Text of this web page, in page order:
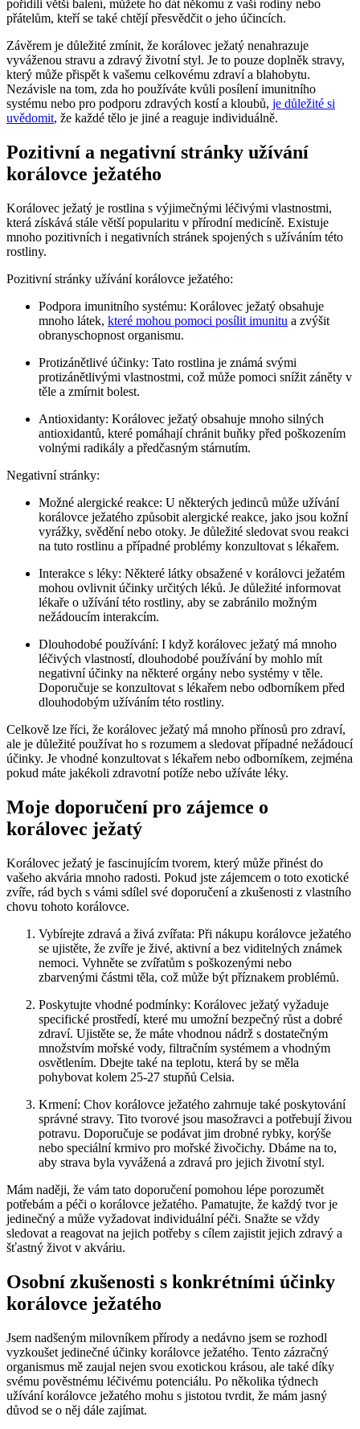
pořídili větší balení, můžete ho dát někomu z vaší rodiny nebo
přátelům, kteří se také chtějí přesvědčit o jeho účincích.
Závěrem je důležité zmínit, že korálovec ježatý nenahrazuje
vyváženou stravu a zdravý životní styl. Je to pouze doplněk stravy,
který může přispět k vašemu celkovému zdraví a blahobytu.
Nezávisle na tom, zda ho používáte kvůli posílení imunitního
systému nebo pro podporu zdravých kostí a kloubů, je důležité si
uvědomit, že každé tělo je jiné a reaguje individuálně.
Pozitivní a negativní stránky užívání
korálovce ježatého
Korálovec ježatý je rostlina s výjimečnými léčivými vlastnostmi,
která získává stále větší popularitu v přírodní medicíně. Existuje
mnoho pozitivních i negativních stránek spojených s užíváním této
rostliny.
Pozitivní stránky užívání korálovce ježatého:
Podpora imunitního systému: Korálovec ježatý obsahuje
mnoho látek, které mohou pomoci posílit imunitu a zvýšit
obranyschopnost organismu.
Protizánětlivé účinky: Tato rostlina je známá svými
protizánětlivými vlastnostmi, což může pomoci snížit záněty v
těle a zmírnit bolest.
Antioxidanty: Korálovec ježatý obsahuje mnoho silných
antioxidantů, které pomáhají chránit buňky před poškozením
volnými radikály a předčasným stárnutím.
Negativní stránky:
Možné alergické reakce: U některých jedinců může užívání
korálovce ježatého způsobit alergické reakce, jako jsou kožní
vyrážky, svědění nebo otoky. Je důležité sledovat svou reakci
na tuto rostlinu a případné problémy konzultovat s lékařem.
Interakce s léky: Některé látky obsažené v korálovci ježatém
mohou ovlivnit účinky určitých léků. Je důležité informovat
lékaře o užívání této rostliny, aby se zabránilo možným
nežádoucím interakcím.
Dlouhodobé používání: I když korálovec ježatý má mnoho
léčivých vlastností, dlouhodobé používání by mohlo mít
negativní účinky na některé orgány nebo systémy v těle.
Doporučuje se konzultovat s lékařem nebo odborníkem před
dlouhodobým užíváním této rostliny.
Celkově lze říci, že korálovec ježatý má mnoho přínosů pro zdraví,
ale je důležité používat ho s rozumem a sledovat případné nežádoucí
účinky. Je vhodné konzultovat s lékařem nebo odborníkem, zejména
pokud máte jakékoli zdravotní potíže nebo užíváte léky.
Moje doporučení pro zájemce o
korálovec ježatý
Korálovec ježatý je fascinujícím tvorem, který může přinést do
vašeho akvária mnoho radosti. Pokud jste zájemcem o toto exotické
zvíře, rád bych s vámi sdílel své doporučení a zkušenosti z vlastního
chovu tohoto korálovce.
Vybírejte zdravá a živá zvířata: Při nákupu korálovce ježatého
se ujistěte, že zvíře je živé, aktivní a bez viditelných známek
nemoci. Vyhněte se zvířatům s poškozenými nebo
zbarvenými částmi těla, což může být příznakem problémů.
Poskytujte vhodné podmínky: Korálovec ježatý vyžaduje
specifické prostředí, které mu umožní bezpečný růst a dobré
zdraví. Ujistěte se, že máte vhodnou nádrž s dostatečným
množstvím mořské vody, filtračním systémem a vhodným
osvětlením. Dbejte také na teplotu, která by se měla
pohybovat kolem 25-27 stupňů Celsia.
Krmení: Chov korálovce ježatého zahrnuje také poskytování
správné stravy. Tito tvorové jsou masožravci a potřebují živou
potravu. Doporučuje se podávat jim drobné rybky, korýše
nebo speciální krmivo pro mořské živočichy. Dbáme na to,
aby strava byla vyvážená a zdravá pro jejich životní styl.
Mám naději, že vám tato doporučení pomohou lépe porozumět
potřebám a péči o korálovce ježatého. Pamatujte, že každý tvor je
jedinečný a může vyžadovat individuální péči. Snažte se vždy
sledovat a reagovat na jejich potřeby s cílem zajistit jejich zdravý a
šťastný život v akváriu.
Osobní zkušenosti s konkrétními účinky
korálovce ježatého
Jsem nadšeným milovníkem přírody a nedávno jsem se rozhodl
vyzkoušet jedinečné účinky korálovce ježatého. Tento zázračný
organismus mě zaujal nejen svou exotickou krásou, ale také díky
svému pověstnému léčivému potenciálu. Po několika týdnech
užívání korálovce ježatého mohu s jistotou tvrdit, že mám jasný
důvod se o něj dále zajímat.